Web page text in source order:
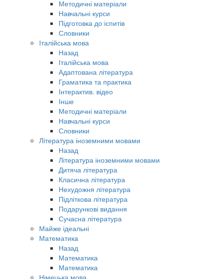
Методичні матеріали
Навчальні курси
Підготовка до іспитів
Словники
Італійська мова
Назад
Італійська мова
Адаптована література
Граматика та практика
Інтерактив. відео
Інше
Методичні матеріали
Навчальні курси
Словники
Література іноземними мовами
Назад
Література іноземними мовами
Дитяча література
Класична література
Нехудожня література
Підліткова література
Подарункові видання
Сучасна література
Майже ідеальні
Математика
Назад
Математика
Математика
Німецька мова